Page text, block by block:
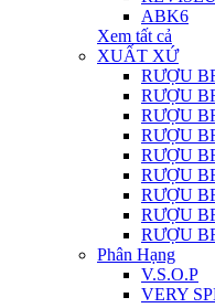
ABK6
Xem tất cả
XUẤT XỨ
RƯỢU
RƯỢU
RƯỢU
RƯỢU
RƯỢU
RƯỢU
RƯỢU
RƯỢU
RƯỢU
Phân Hạng
V.S.O.P
VERY